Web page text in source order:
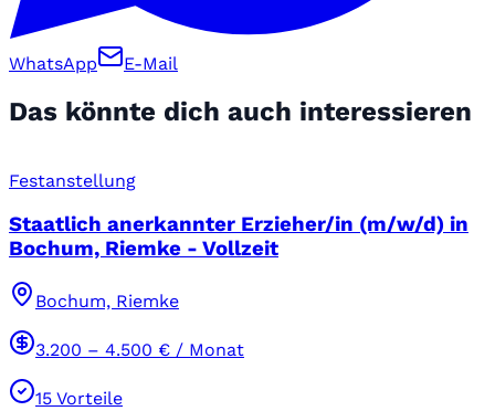
WhatsApp E-Mail
Das könnte dich auch interessieren
Festanstellung
Staatlich anerkannter Erzieher/in (m/w/d) in
Bochum, Riemke - Vollzeit
Bochum, Riemke
3.200 – 4.500 € / Monat
15 Vorteile